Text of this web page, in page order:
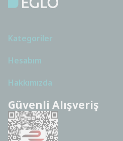
Kategoriler
Hesabım
Hakkımızda
Güvenli Alışveriş